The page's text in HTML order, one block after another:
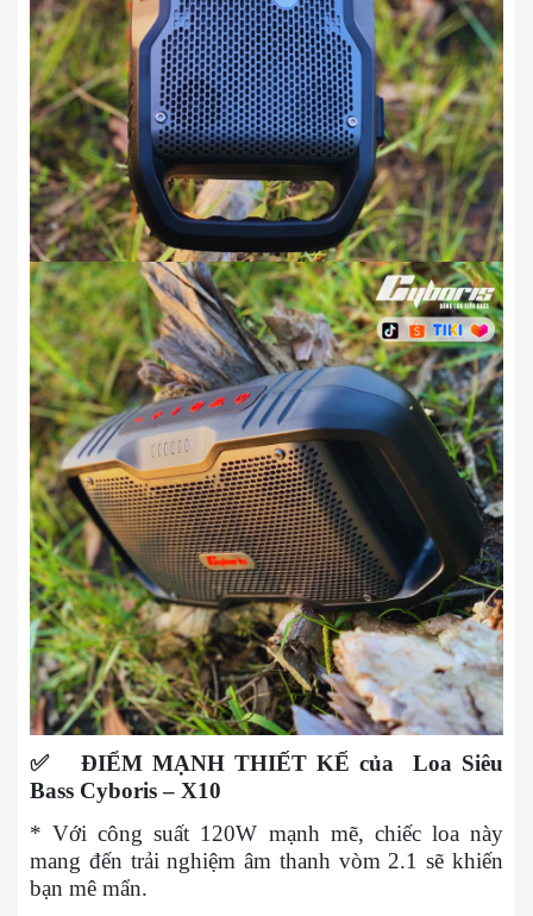
✅ ĐIỂM MẠNH THIẾT KẾ của Loa Siêu
Bass Cyboris – X10
* Với công suất 120W mạnh mẽ, chiếc loa này
mang đến trải nghiệm âm thanh vòm 2.1 sẽ khiến
bạn mê mẩn.